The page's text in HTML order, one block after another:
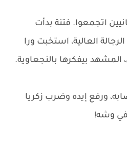
اتجمعوا. فتنة بدأت
العالية، استخبت ورا
بيفكرها بالنجعاوية.
ورفع إيده وضرب زكريا
وشه!